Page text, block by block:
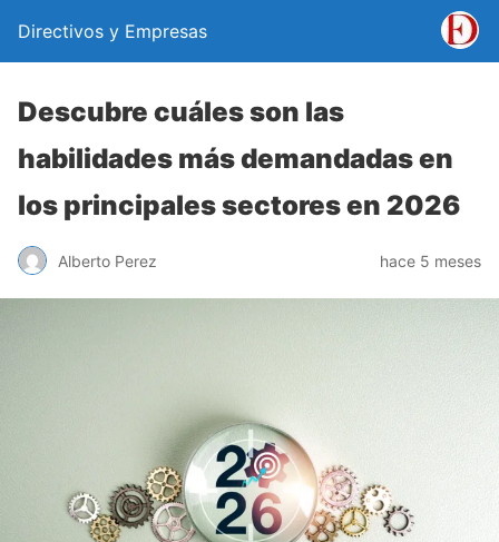
Directivos y Empresas
Descubre cuáles son las
habilidades más demandadas en
los principales sectores en 2026
Alberto Perez hace 5 meses